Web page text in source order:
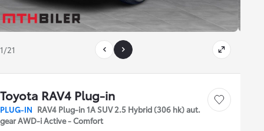
1/21
Toyota RAV4 Plug-in
PLUG-IN RAV4 Plug-in 1A SUV 2.5 Hybrid (306 hk) aut.
gear AWD-i Active - Comfort
Gem bil